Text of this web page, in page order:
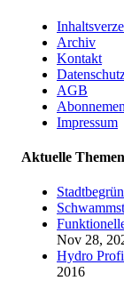
Archiv
Kontakt
AGB
Impressum
Aktuelle
Nov 28,
Hydro
2016